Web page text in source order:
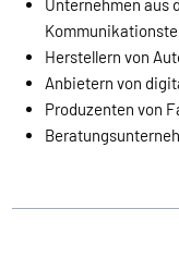
Unternehmen aus
Herstellern von
Anbietern von
Produzenten von